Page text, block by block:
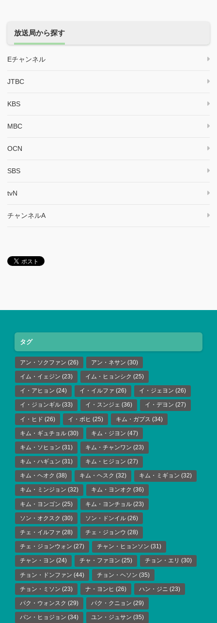
放送局から探す
Eチャンネル
JTBC
KBS
MBC
OCN
SBS
tvN
チャンネルA
タグ
アン・ソクファン (26) アン・ネサン (30)
イム・イェジン (23) イム・ヒョンシク (25)
イ・アヒョン (24) イ・イルファ (26) イ・ジェヨン (26)
イ・ジョンギル (33) イ・スンジェ (36) イ・デヨン (27)
イ・ヒド (26) イ・ボヒ (25) キム・ガプス (34)
キム・ギュチョル (30) キム・ジヨン (47)
キム・ソヒョン (31) キム・チャンワン (23)
キム・ハギュン (31) キム・ヒジョン (27)
キム・ヘオク (38) キム・ヘスク (32) キム・ミギョン (32)
キム・ミンジョン (32) キム・ヨンオク (36)
キム・ヨンゴン (25) キム・ヨンチョル (23)
ソン・オクスク (30) ソン・ドンイル (26)
チェ・イルファ (28) チェ・ジョンウ (28)
チェ・ジョンウォン (27) チャン・ヒョンソン (31)
チャン・ヨン (24) チャ・ファヨン (25) チョン・エリ (30)
チョン・ドンファン (44) チョン・ヘソン (35)
チョン・ミソン (23) ナ・ヨンヒ (26) ハン・ジニ (23)
パク・ウォンスク (29) パク・クニョン (29)
パン・ヒョジョン (34) ユン・ジュサン (35)